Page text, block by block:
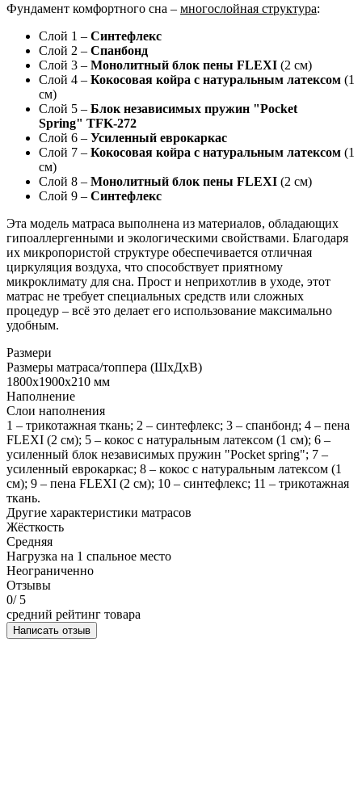
Фундамент комфортного сна – многослойная структура:
Слой 1 – Синтефлекс
Слой 2 – Спанбонд
Слой 3 – Монолитный блок пены FLEXI (2 см)
Слой 4 – Кокосовая койра с натуральным латексом (1
см)
Слой 5 – Блок независимых пружин "Pocket
Spring" TFK-272
Слой 6 – Усиленный еврокаркас
Слой 7 – Кокосовая койра с натуральным латексом (1
см)
Слой 8 – Монолитный блок пены FLEXI (2 см)
Слой 9 – Синтефлекс
Эта модель матраса выполнена из материалов, обладающих
гипоаллергенными и экологическими свойствами. Благодаря
их микропористой структуре обеспечивается отличная
циркуляция воздуха, что способствует приятному
микроклимату для сна. Прост и неприхотлив в уходе, этот
матрас не требует специальных средств или сложных
процедур – всё это делает его использование максимально
удобным.
Размери
Размеры матраса/топпера (ШхДхВ)
1800х1900х210 мм
Наполнение
Слои наполнения
1 – трикотажная ткань; 2 – синтефлекс; 3 – спанбонд; 4 – пена
FLEXI (2 см); 5 – кокос с натуральным латексом (1 см); 6 –
усиленный блок независимых пружин "Pocket spring"; 7 –
усиленный еврокаркас; 8 – кокос с натуральным латексом (1
см); 9 – пена FLEXI (2 см); 10 – синтефлекс; 11 – трикотажная
ткань.
Другие характеристики матрасов
Жёсткость
Средняя
Нагрузка на 1 спальное место
Неограниченно
Отзывы
0/ 5
средний рейтинг товара
Написать отзыв